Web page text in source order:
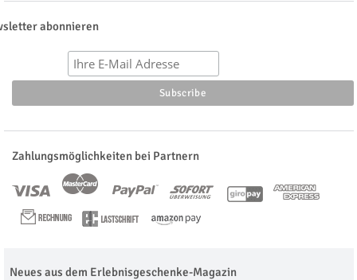
abonnieren
Zahlungsmöglichkeiten bei Partnern
Neues aus dem Erlebnisgeschenke-Magazin